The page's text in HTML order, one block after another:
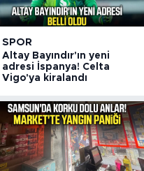
SPOR
Altay Bayındır'ın yeni
adresi İspanya! Celta
Vigo'ya kiralandı